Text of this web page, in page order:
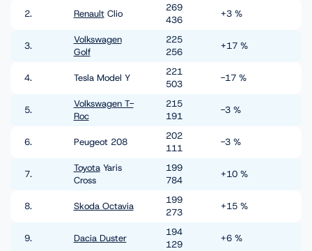
2. RenaultClio
269
436
+3 %
3.
Volkswagen
Golf
225
256
+17 %
4. Tesla Model Y
221
503
-17 %
5.
Volkswagen T-
Roc
215
191
-3 %
6. Peugeot 208
202
111
-3 %
7.
ToyotaYaris
Cross
199
784
+10 %
8. Skoda Octavia
199
273
+15 %
9. Dacia Duster
194
129
+6 %